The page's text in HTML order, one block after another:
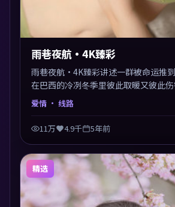
雨巷夜航·4K臻彩
雨巷夜航·4K臻彩讲述一群被命运推到
在巴西的冷冽冬季里彼此取暖又彼此
情类型外壳探讨信任与背叛，映后讨论
爱情 · 线路
11万 4.9千 5年前
精选